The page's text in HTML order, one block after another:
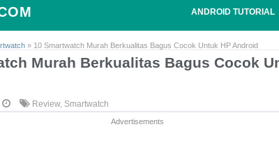
ANDROID TUTORIAL
» 10 Smartwatch Murah Berkualitas Bagus Cocok Untuk HP Android
Murah Berkualitas Bagus Cocok
Review, Smartwatch
Advertisements